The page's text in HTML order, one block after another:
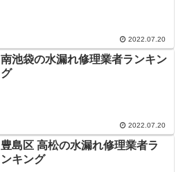
2022.07.20
南池袋の水漏れ修理業者ランキン
グ
2022.07.20
豊島区 高松の水漏れ修理業者ラ
ンキング